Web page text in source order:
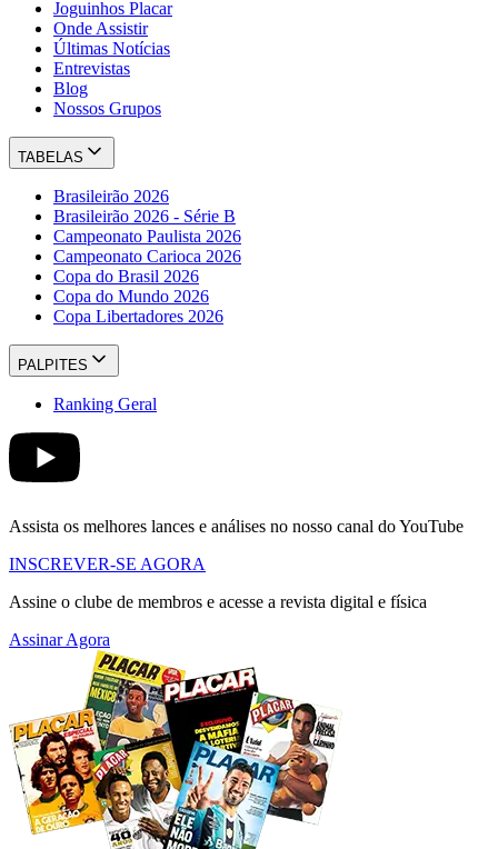
Joguinhos Placar
Onde Assistir
Últimas Notícias
Entrevistas
Blog
Nossos Grupos
TABELAS
Brasileirão 2026
Brasileirão 2026 - Série B
Campeonato Paulista 2026
Campeonato Carioca 2026
Copa do Brasil 2026
Copa do Mundo 2026
Copa Libertadores 2026
PALPITES
Ranking Geral
Assista os melhores lances e análises no nosso canal do YouTube
INSCREVER-SE AGORA
Assine o clube de membros e acesse a revista digital e física
Assinar Agora